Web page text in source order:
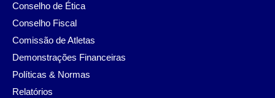
Conselho de Ética
Conselho Fiscal
Comissão de Atletas
Demonstrações Financeiras
Políticas & Normas
Relatórios